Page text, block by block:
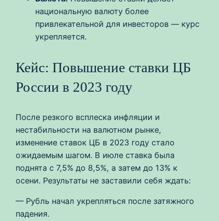
национальную валюту более
привлекательной для инвесторов — курс
укрепляется.
Кейс: Повышение ставки ЦБ
России в 2023 году
После резкого всплеска инфляции и
нестабильности на валютном рынке,
изменение ставок ЦБ в 2023 году стало
ожидаемым шагом. В июле ставка была
поднята с 7,5% до 8,5%, а затем до 13% к
осени. Результаты не заставили себя ждать:
— Рубль начал укрепляться после затяжного
падения.